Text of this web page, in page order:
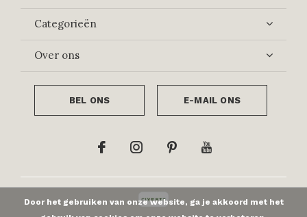
Categorieën
Over ons
BEL ONS E-MAIL ONS
Door het gebruiken van onze website, ga je akkoord met het